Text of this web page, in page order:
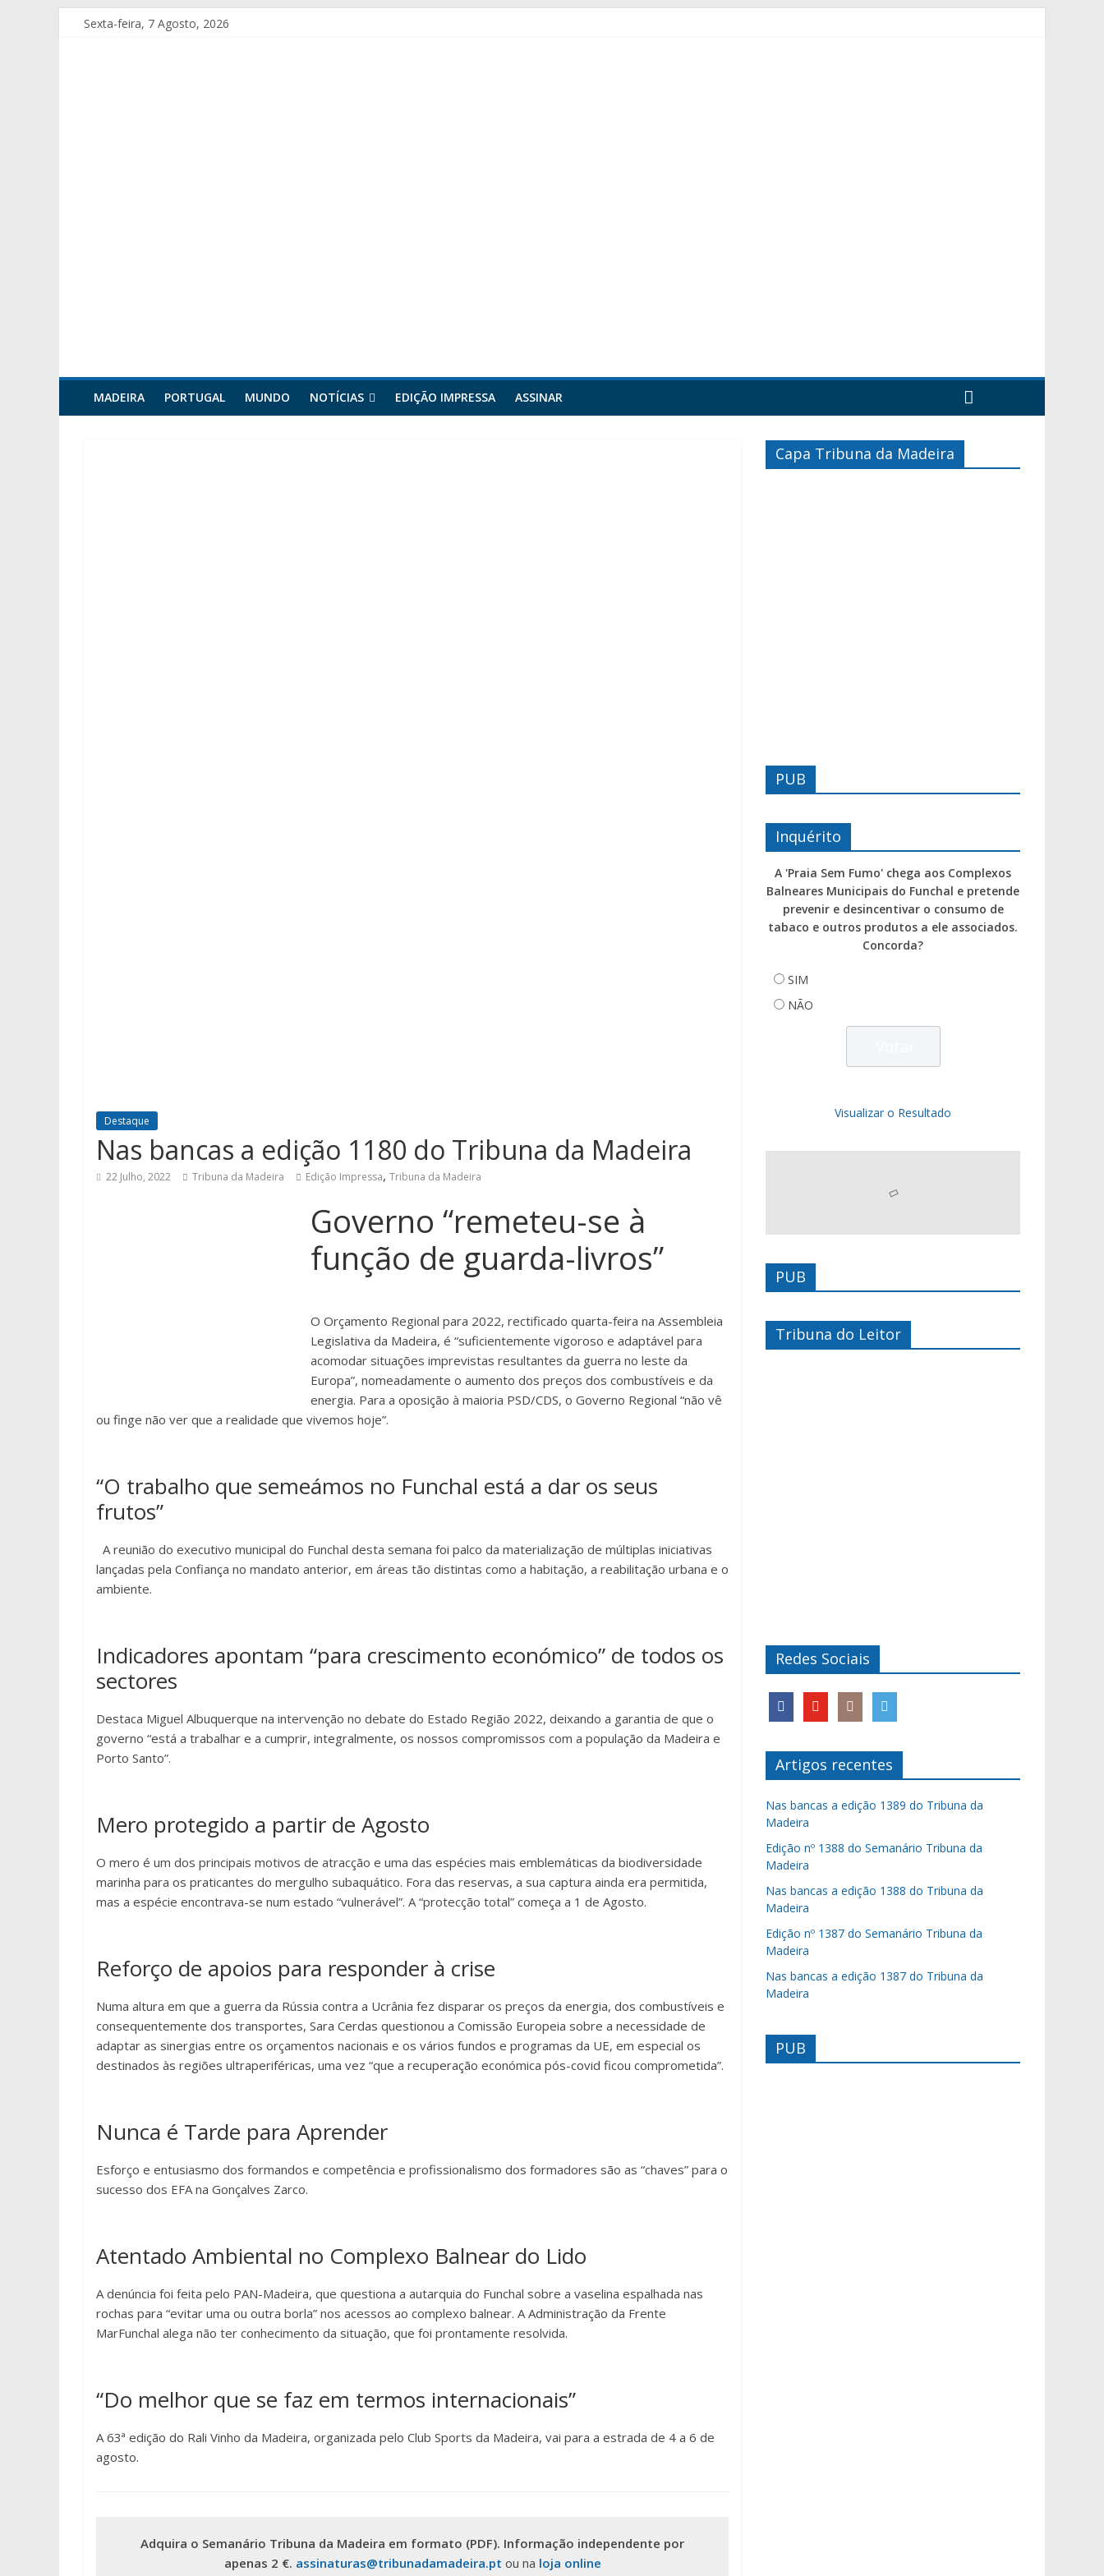
Sexta-feira, 7 Agosto, 2026
MADEIRA PORTUGAL MUNDO NOTÍCIAS EDIÇÃO IMPRESSA ASSINAR
Destaque
Nas bancas a edição 1180 do Tribuna da Madeira
22 Julho, 2022 Tribuna da Madeira Edição Impressa, Tribuna da Madeira
Governo “remeteu-se à
função de guarda-livros”
O Orçamento Regional para 2022, rectificado quarta-feira na Assembleia
Legislativa da Madeira, é “suficientemente vigoroso e adaptável para
acomodar situações imprevistas resultantes da guerra no leste da
Europa”, nomeadamente o aumento dos preços dos combustíveis e da
energia. Para a oposição à maioria PSD/CDS, o Governo Regional “não vê
ou finge não ver que a realidade que vivemos hoje”.
“O trabalho que semeámos no Funchal está a dar os seus
frutos”
A reunião do executivo municipal do Funchal desta semana foi palco da materialização de múltiplas iniciativas
lançadas pela Confiança no mandato anterior, em áreas tão distintas como a habitação, a reabilitação urbana e o
ambiente.
Indicadores apontam “para crescimento económico” de todos os
sectores
Destaca Miguel Albuquerque na intervenção no debate do Estado Região 2022, deixando a garantia de que o
governo “está a trabalhar e a cumprir, integralmente, os nossos compromissos com a população da Madeira e
Porto Santo”.
Mero protegido a partir de Agosto
O mero é um dos principais motivos de atracção e uma das espécies mais emblemáticas da biodiversidade
marinha para os praticantes do mergulho subaquático. Fora das reservas, a sua captura ainda era permitida,
mas a espécie encontrava-se num estado “vulnerável”. A “protecção total” começa a 1 de Agosto.
Reforço de apoios para responder à crise
Numa altura em que a guerra da Rússia contra a Ucrânia fez disparar os preços da energia, dos combustíveis e
consequentemente dos transportes, Sara Cerdas questionou a Comissão Europeia sobre a necessidade de
adaptar as sinergias entre os orçamentos nacionais e os vários fundos e programas da UE, em especial os
destinados às regiões ultraperiféricas, uma vez “que a recuperação económica pós-covid ficou comprometida”.
Nunca é Tarde para Aprender
Esforço e entusiasmo dos formandos e competência e profissionalismo dos formadores são as “chaves” para o
sucesso dos EFA na Gonçalves Zarco.
Atentado Ambiental no Complexo Balnear do Lido
A denúncia foi feita pelo PAN-Madeira, que questiona a autarquia do Funchal sobre a vaselina espalhada nas
rochas para “evitar uma ou outra borla” nos acessos ao complexo balnear. A Administração da Frente
MarFunchal alega não ter conhecimento da situação, que foi prontamente resolvida.
“Do melhor que se faz em termos internacionais”
A 63ª edição do Rali Vinho da Madeira, organizada pelo Club Sports da Madeira, vai para a estrada de 4 a 6 de
agosto.
Adquira o Semanário Tribuna da Madeira em formato (PDF). Informação independente por
apenas 2 €. assinaturas@tribunadamadeira.pt ou na loja online
Capa Tribuna da Madeira
PUB
Inquérito
A 'Praia Sem Fumo' chega aos Complexos
Balneares Municipais do Funchal e pretende
prevenir e desincentivar o consumo de
tabaco e outros produtos a ele associados.
Concorda?
SIM
NÃO
Visualizar o Resultado
PUB
Tribuna do Leitor
Redes Sociais
Artigos recentes
Nas bancas a edição 1389 do Tribuna da
Madeira
Edição nº 1388 do Semanário Tribuna da
Madeira
Nas bancas a edição 1388 do Tribuna da
Madeira
Edição nº 1387 do Semanário Tribuna da
Madeira
Nas bancas a edição 1387 do Tribuna da
Madeira
PUB